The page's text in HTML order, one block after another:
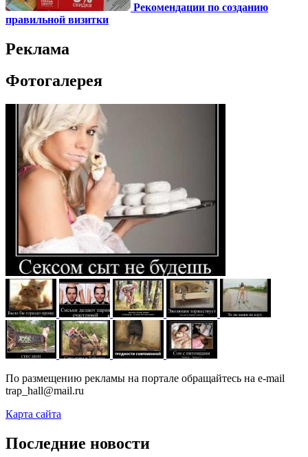
Рекомендации по созданию
правильной визитки
Реклама
Фотогалерея
По размещению рекламы на портале обращайтесь на e-mail
trap_hall@mail.ru
Карта сайта
Последние новости